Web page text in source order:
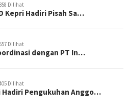
Dilihat
Kepri Hadiri Pisah Sa…
Dilihat
dengan PT In…
Dilihat
Hadiri Pengukuhan Anggo…